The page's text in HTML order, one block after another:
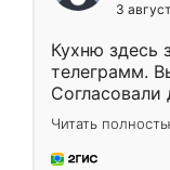
3
Кухню здесь
телеграмм.
Согласовали
недели
довольны
мебель за
Читать